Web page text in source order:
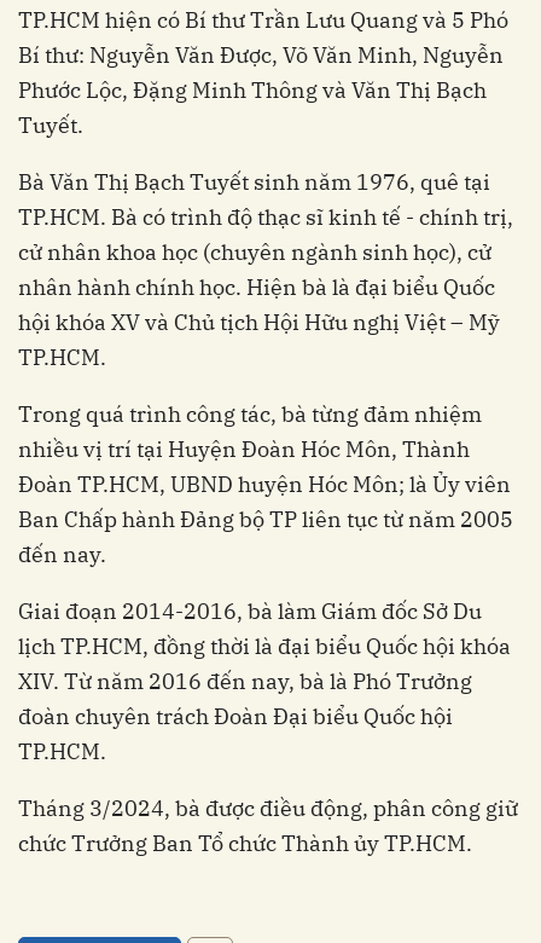
TP.HCM hiện có Bí thư Trần Lưu Quang và 5 Phó
Bí thư: Nguyễn Văn Được, Võ Văn Minh, Nguyễn
Phước Lộc, Đặng Minh Thông và Văn Thị Bạch
Tuyết.
Bà Văn Thị Bạch Tuyết sinh năm 1976, quê tại
TP.HCM. Bà có trình độ thạc sĩ kinh tế - chính trị,
cử nhân khoa học (chuyên ngành sinh học), cử
nhân hành chính học. Hiện bà là đại biểu Quốc
hội khóa XV và Chủ tịch Hội Hữu nghị Việt – Mỹ
TP.HCM.
Trong quá trình công tác, bà từng đảm nhiệm
nhiều vị trí tại Huyện Đoàn Hóc Môn, Thành
Đoàn TP.HCM, UBND huyện Hóc Môn; là Ủy viên
Ban Chấp hành Đảng bộ TP liên tục từ năm 2005
đến nay.
Giai đoạn 2014-2016, bà làm Giám đốc Sở Du
lịch TP.HCM, đồng thời là đại biểu Quốc hội khóa
XIV. Từ năm 2016 đến nay, bà là Phó Trưởng
đoàn chuyên trách Đoàn Đại biểu Quốc hội
TP.HCM.
Tháng 3/2024, bà được điều động, phân công giữ
chức Trưởng Ban Tổ chức Thành ủy TP.HCM.